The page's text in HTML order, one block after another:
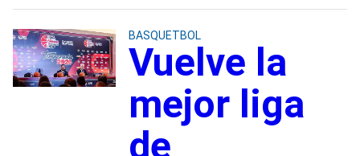
BASQUETBOL
Vuelve la
mejor liga
de